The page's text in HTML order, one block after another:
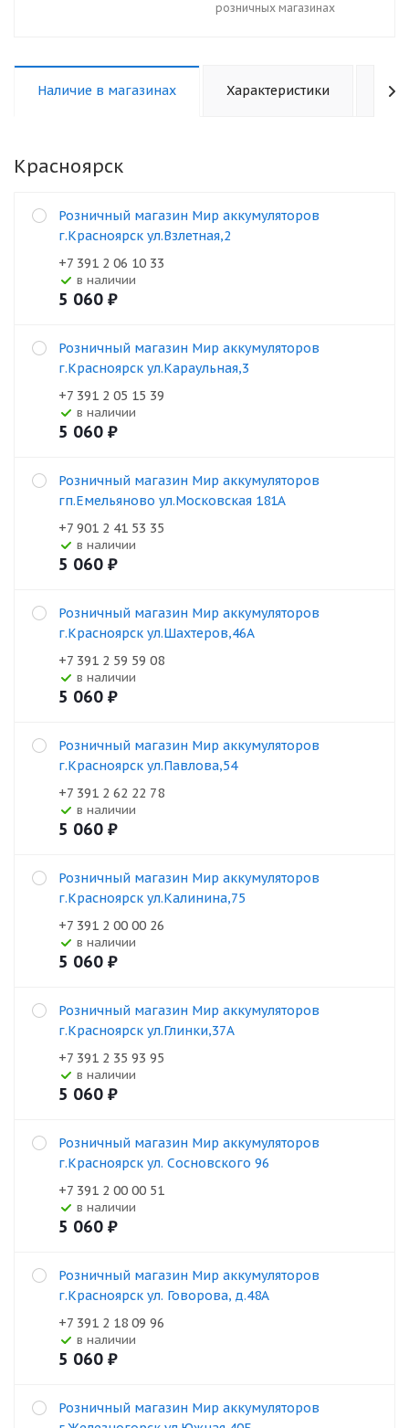
розничных магазинах
Наличие в магазинах Характеристики
Красноярск
Розничный магазин Мир аккумуляторов
г.Красноярск ул.Взлетная,2
+7 391 2 06 10 33
В наличии
5 060 ₽
Розничный магазин Мир аккумуляторов
г.Красноярск ул.Караульная,3
+7 391 2 05 15 39
В наличии
5 060 ₽
Розничный магазин Мир аккумуляторов
гп.Емельяново ул.Московская 181А
+7 901 2 41 53 35
В наличии
5 060 ₽
Розничный магазин Мир аккумуляторов
г.Красноярск ул.Шахтеров,46А
+7 391 2 59 59 08
В наличии
5 060 ₽
Розничный магазин Мир аккумуляторов
г.Красноярск ул.Павлова,54
+7 391 2 62 22 78
В наличии
5 060 ₽
Розничный магазин Мир аккумуляторов
г.Красноярск ул.Калинина,75
+7 391 2 00 00 26
В наличии
5 060 ₽
Розничный магазин Мир аккумуляторов
г.Красноярск ул.Глинки,37А
+7 391 2 35 93 95
В наличии
5 060 ₽
Розничный магазин Мир аккумуляторов
г.Красноярск ул. Сосновского 96
+7 391 2 00 00 51
В наличии
5 060 ₽
Розничный магазин Мир аккумуляторов
г.Красноярск ул. Говорова, д.48А
+7 391 2 18 09 96
В наличии
5 060 ₽
Розничный магазин Мир аккумуляторов